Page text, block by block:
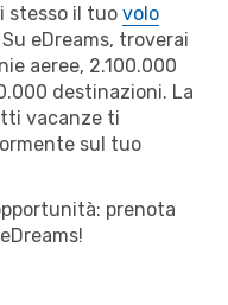
stesso il tuo volo
eDreams, troverai
aeree, 2.100.000
destinazioni. La
vacanze ti
sul tuo
prenota